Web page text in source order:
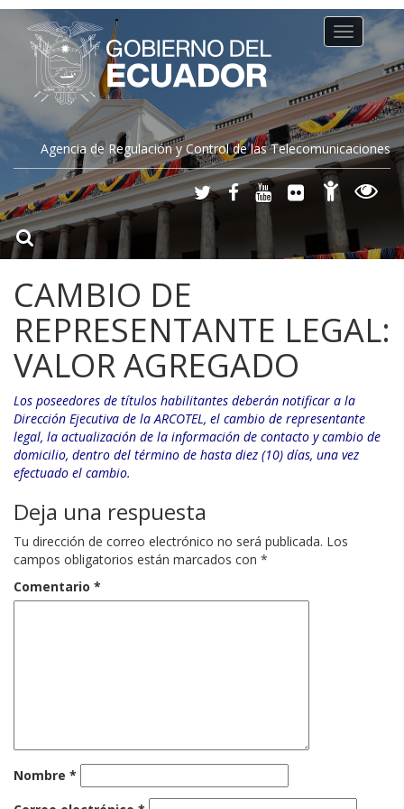
Agencia de Regulación y Control de las Telecomunicaciones
Toggle
navigation
CAMBIO DE
REPRESENTANTE LEGAL:
VALOR AGREGADO
Los poseedores de títulos habilitantes deberán notificar a la
Dirección Ejecutiva de la ARCOTEL, el cambio de representante
legal, la actualización de la información de contacto y cambio de
domicilio, dentro del término de hasta diez (10) días, una vez
efectuado el cambio.
Deja una respuesta
Tu dirección de correo electrónico no será publicada. Los
campos obligatorios están marcados con *
Comentario *
Nombre *